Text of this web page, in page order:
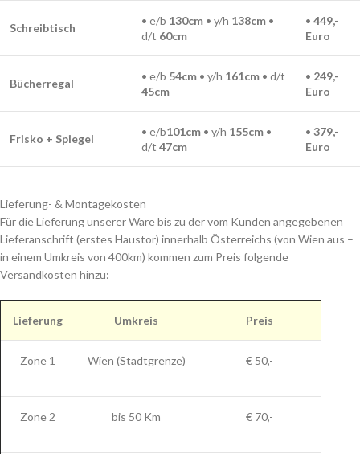
Schreibtisch
• e/b 130cm • y/h 138cm •
d/t 60cm
• 449,-
Euro
Bücherregal
• e/b 54cm • y/h 161cm • d/t
45cm
• 249,-
Euro
Frisko + Spiegel
• e/b101cm • y/h 155cm •
d/t 47cm
• 379,-
Euro
Lieferung- & Montagekosten
Für die Lieferung unserer Ware bis zu der vom Kunden angegebenen
Lieferanschrift (erstes Haustor) innerhalb Österreichs (von Wien aus –
in einem Umkreis von 400km) kommen zum Preis folgende
Versandkosten hinzu:
Lieferung Umkreis Preis
Zone 1 Wien (Stadtgrenze) € 50,-
Zone 2 bis 50 Km € 70,-